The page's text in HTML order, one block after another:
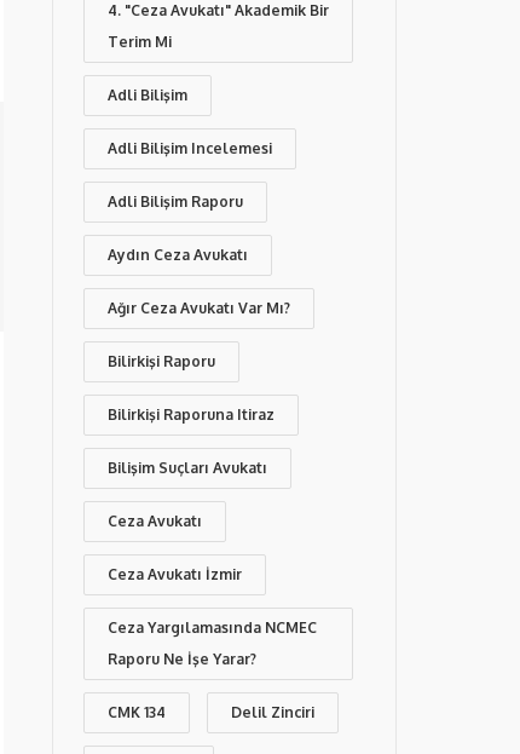
4. "Ceza Avukatı" Akademik Bir
Terim Mi
Adli Bilişim
Adli Bilişim Incelemesi
Adli Bilişim Raporu
Aydın Ceza Avukatı
Ağır Ceza Avukatı Var Mı?
Bilirkişi Raporu
Bilirkişi Raporuna Itiraz
Bilişim Suçları Avukatı
Ceza Avukatı
Ceza Avukatı İzmir
Ceza Yargılamasında NCMEC
Raporu Ne İşe Yarar?
CMK 134 Delil Zinciri